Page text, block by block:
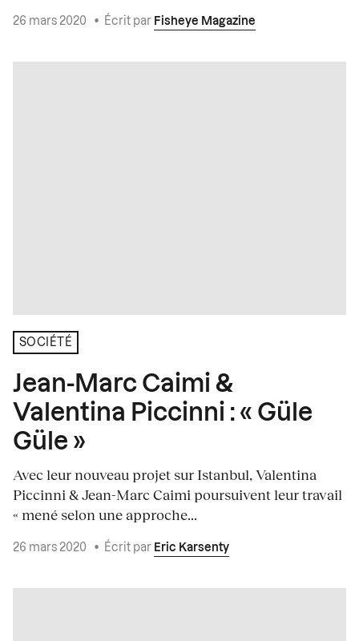
26 mars 2020 • Écrit par Fisheye Magazine
SOCIÉTÉ
Jean-Marc Caimi &
Valentina Piccinni : « Güle
Güle »
Avec leur nouveau projet sur Istanbul, Valentina
Piccinni & Jean-Marc Caimi poursuivent leur travail
« mené selon une approche...
26 mars 2020 • Écrit par Eric Karsenty